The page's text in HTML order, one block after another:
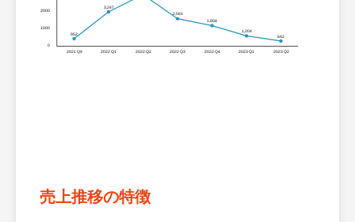
2021 Q4 2022 Q1 2022 Q2 2022 Q3 2022 Q4 2023 Q1 2023 Q2
0
1000
2000
952
3,247
2,581
1,958
1,204
642
売上推移の特徴